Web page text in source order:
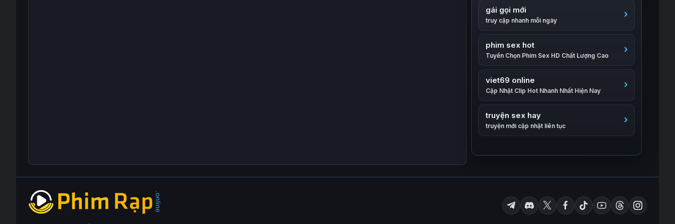
gái gọi mới
truy cập nhanh mỗi ngày
phim sex hot
Tuyển Chọn Phim Sex HD Chất Lượng Cao
viet69 online
Cập Nhật Clip Hot Nhanh Nhất Hiện Nay
truyện sex hay
truyện mới cập nhật liên tục